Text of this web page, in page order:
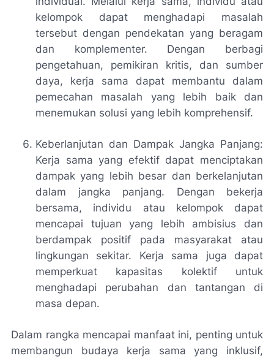
kelompok dapat menghadapi masalah
tersebut dengan pendekatan yang beragam
dan komplementer. Dengan berbagi
pengetahuan, pemikiran kritis, dan sumber
daya, kerja sama dapat membantu dalam
pemecahan masalah yang lebih baik dan
menemukan solusi yang lebih komprehensif.
Keberlanjutan dan Dampak Jangka Panjang:
Kerja sama yang efektif dapat menciptakan
dampak yang lebih besar dan berkelanjutan
dalam jangka panjang. Dengan bekerja
bersama, individu atau kelompok dapat
mencapai tujuan yang lebih ambisius dan
berdampak positif pada masyarakat atau
lingkungan sekitar. Kerja sama juga dapat
memperkuat kapasitas kolektif untuk
menghadapi perubahan dan tantangan di
masa depan.
Dalam rangka mencapai manfaat ini, penting untuk
membangun budaya kerja sama yang inklusif,